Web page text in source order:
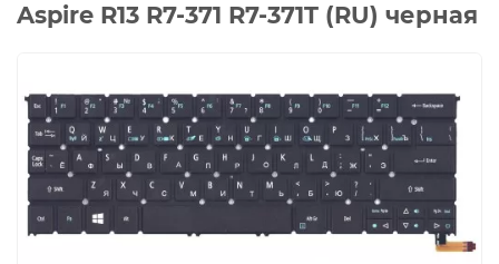
Aspire R13 R7-371 R7-371T (RU) черная